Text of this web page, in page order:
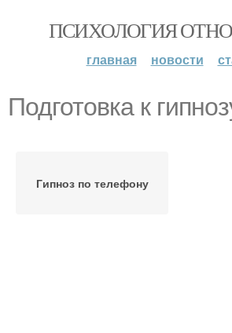
ПСИХОЛОГИЯ
главная новости
Подготовка к
Гипноз по телефону